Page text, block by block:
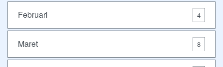
Februari 4
Maret 8